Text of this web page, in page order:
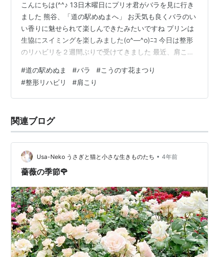
こんにちは(^^♪ 13日木曜日にプリオ君がバラを見に行き
ました 熊谷、「道の駅めぬまへ」 お天気も良くバラのい
い香りに魅せられて楽しんできたみたいですね プリンは
生協にスイミングを楽しみました(o^―^o)ﾆｺ 今日は整形
のリハビリを２週間ぶりで受けてきました 最近、肩こり
琴の練習をします ではね～～～ 引き続きgooから来まし
た応援クリックお願いいたします ランキング参加中goo
からきました ランキング参加中ハンドメイド ランキング
ンキング参加中雑談・日記を書きたい人のグループ ブロ
グ…
#道の駅めぬま #バラ #こうのす花まつり
#整形リハビリ #肩こり
関連ブログ
Usa-Neko うさぎと猫と小さな生きものたち • 4年前
薔薇の季節🌹